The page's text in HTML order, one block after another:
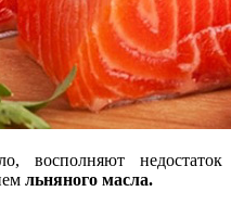
восполняют недостаток
льняного масла.